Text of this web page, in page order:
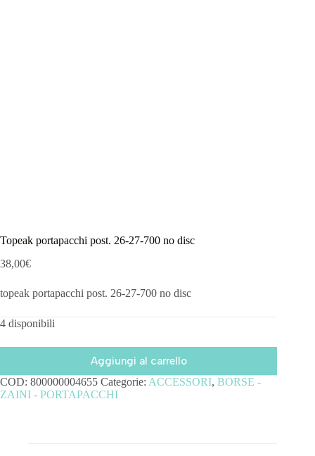
Topeak portapacchi post. 26-27-700 no disc
38,00€
topeak portapacchi post. 26-27-700 no disc
4 disponibili
Aggiungi al carrello
COD: 800000004655 Categorie: ACCESSORI, BORSE -
ZAINI - PORTAPACCHI